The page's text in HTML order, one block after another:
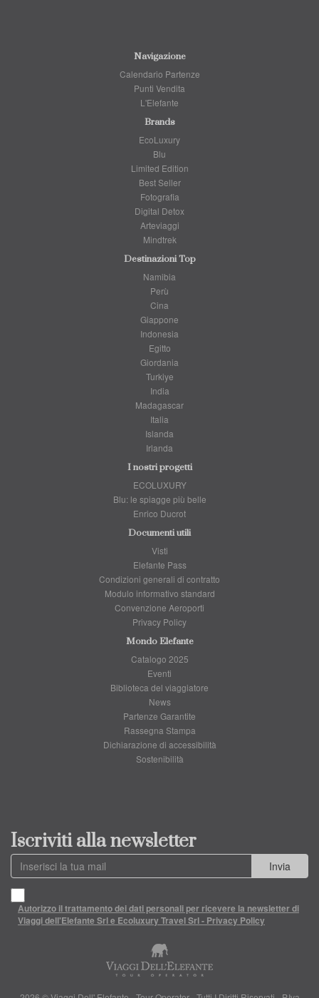
Navigazione
Calendario Partenze
Punti Vendita
L'Elefante
Brands
EcoLuxury
Blu
Limited Edition
Best Seller
Fotografia
Digital Detox
Arteviaggi
Mindtrek
Destinazioni Top
Namibia
Perù
Cina
Giappone
Indonesia
Egitto
Giordania
Turkiye
India
Madagascar
Italia
Islanda
Irlanda
I nostri progetti
ECOLUXURY
Blu: le spiagge più belle
Enrico Ducrot
Documenti utili
Visti
Elefante Pass
Condizioni generali di contratto
Modulo informativo standard
Convenzione Aeroporti
Privacy Policy
Mondo Elefante
Catalogo 2025
Eventi
Biblioteca del viaggiatore
News
Partenze Garantite
Rassegna Stampa
Dichiarazione di accessibilità
Sostenibilità
Iscriviti alla newsletter
Invia
Autorizzo il trattamento dei dati personali per ricevere la newsletter di
Viaggi dell'Elefante Srl e Ecoluxury Travel Srl - Privacy Policy